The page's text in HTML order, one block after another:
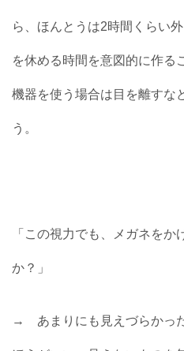
ら、ほんとうは2時間くらい
を休める時間を意図的に作る
機器を使う場合は目を離すな
う。
「この視力でも、メガネを
か？」
→ あまりにも見えづらかっ